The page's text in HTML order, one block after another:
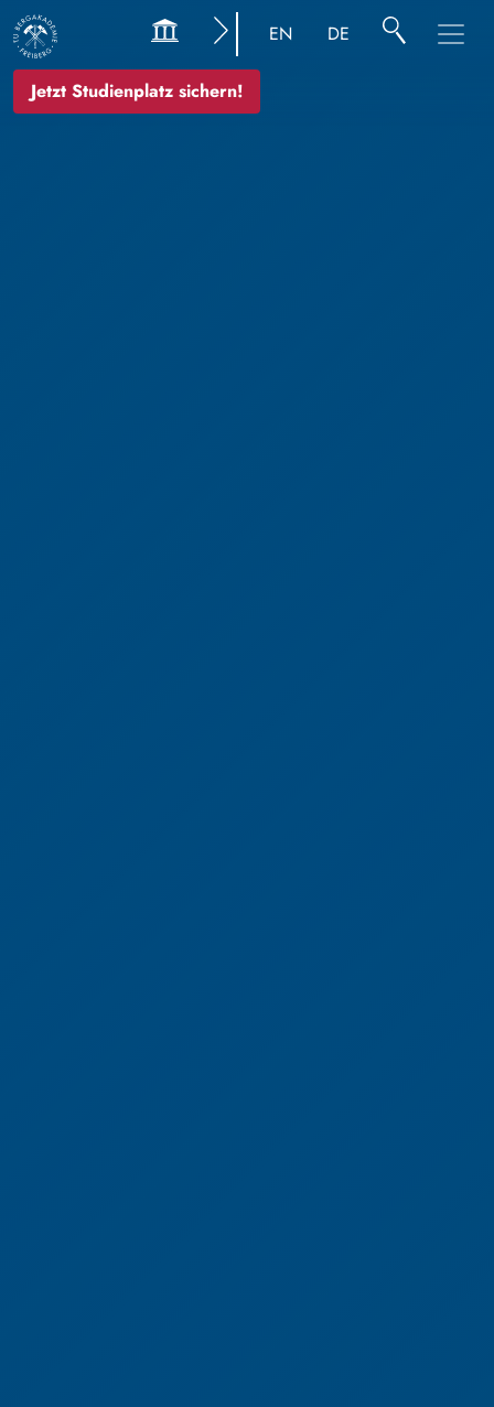
Jetzt Studienplatz sichern!
EN DE